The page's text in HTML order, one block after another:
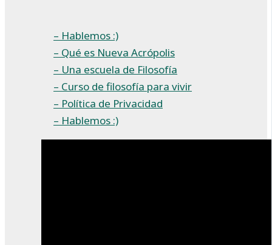
– Hablemos :)
– Qué es Nueva Acrópolis
– Una escuela de Filosofía
– Curso de filosofía para vivir
– Política de Privacidad
– Hablemos :)